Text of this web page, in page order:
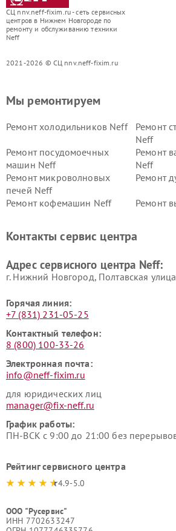
СЦ nnv.neff-fixim.ru - сеть сервисных
центров в Нижнем Новгороде по
ремонту и обслуживанию техники
Neff
2021-2026 © СЦ nnv.neff-fixim.ru
Мы ремонтируем
Ремонт холодильников Neff
Ремонт
Neff
Ремонт посудомоечных
машин Neff
Ремонт
Neff
Ремонт микроволновых
печей Neff
Ремонт
Ремонт кофемашин Neff Ремонт
Контакты сервис центра
Адрес сервисного центра Neff:
г. Нижний Новгород, Полтавская
Горячая линия:
+7 (831) 231-05-25
Контактный телефон:
8 (800) 100-33-26
Электронная почта:
info@neff-fixim.ru
для юридических лиц
manager@fix-neff.ru
График работы:
ПН-ВСК с 9:00 до 21:00 без
Рейтинг сервисного центра
4.9-5.0
ООО "Русервис"
ИНН 7702633247